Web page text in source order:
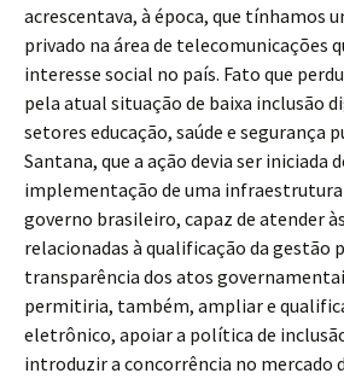
acrescentava, à época, que tínhamos
privado na área de telecomunicações
interesse social no país. Fato que
pela atual situação de baixa inclusão
setores educação, saúde e segurança
Santana, que a ação devia ser iniciada
implementação de uma
governo brasileiro, capaz de atender
relacionadas à qualificação da gestão
transparência dos atos
permitiria, também, ampliar e
eletrônico, apoiar a política de
introduzir a concorrência no mercado